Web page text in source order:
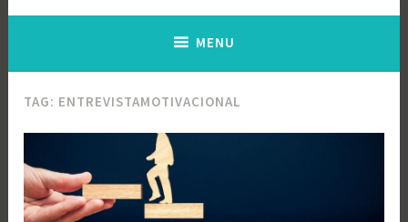
MENU
TAG: ENTREVISTAMOTIVACIONAL